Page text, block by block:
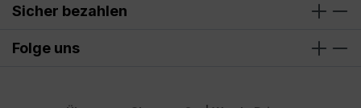
Sicher bezahlen
Folge uns